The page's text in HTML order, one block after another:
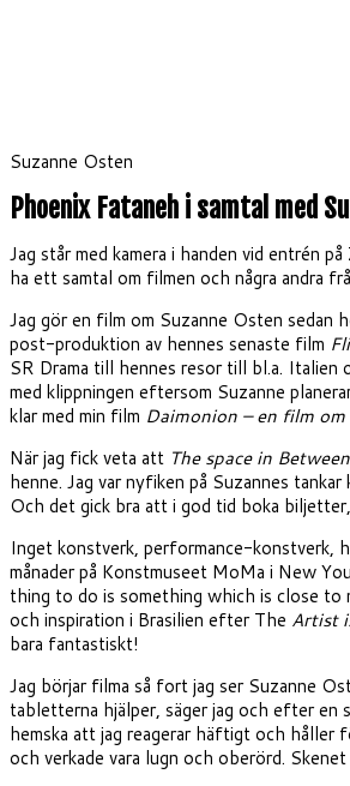
Suzanne Osten
Phoenix Fataneh i samtal med
Jag står med kamera i handen vid entrén
ha ett samtal om filmen och några andra
Jag gör en film om Suzanne Osten
post-produktion av hennes senaste film
SR Drama till hennes resor till bl.a. Italien
med klippningen eftersom Suzanne
klar med min film Daimonion – en film
När jag fick veta att The space in
henne. Jag var nyfiken på Suzannes
Och det gick bra att i god tid boka
Inget konstverk, performance-konstverk,
månader på Konstmuseet MoMa i New
thing to do is something which is close to
och inspiration i Brasilien efter The Artist
bara fantastiskt!
Jag börjar filma så fort jag ser Suzanne
tabletterna hjälper, säger jag och efter en
hemska att jag reagerar häftigt och håller
och verkade vara lugn och oberörd. Skenet